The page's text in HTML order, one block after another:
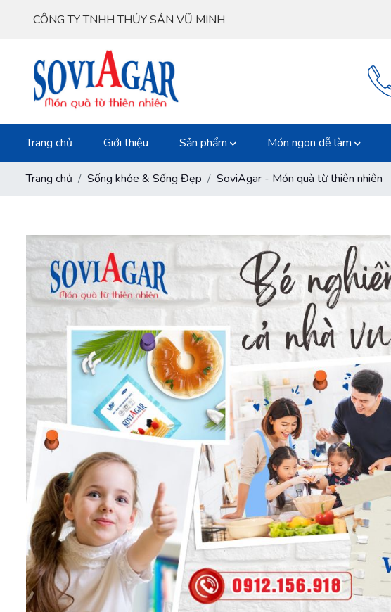
CÔNG TY TNHH THỦY SẢN VŨ MINH
Trang chủ Giới thiệu Sản phẩm Món ngon dễ làm
Trang chủ Sống khỏe & Sống Đẹp SoviAgar - Món quà từ thiên nhiên